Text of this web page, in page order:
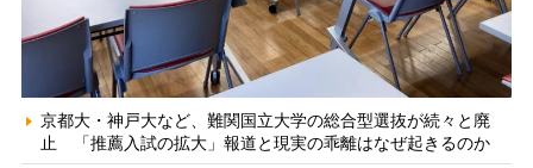
京都大・神戸大など、難関国立大学の総合型選抜が続々と廃
止 「推薦入試の拡大」報道と現実の乖離はなぜ起きるのか